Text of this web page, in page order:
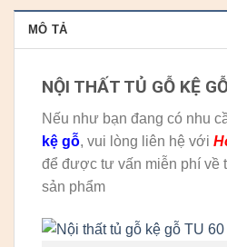
MÔ TẢ
NỘI THẤT TỦ GỖ KỆ
Nếu như bạn đang có nhu
kệ gỗ, vui lòng liên hệ với
để được tư vấn miễn phí về
sản phẩm